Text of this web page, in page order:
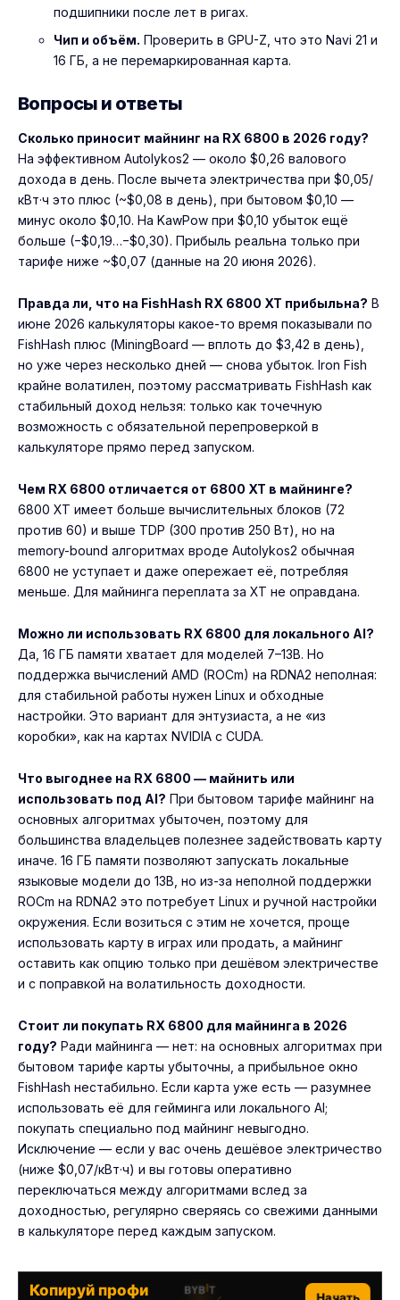
подшипники после лет в ригах.
Чип и объём. Проверить в GPU-Z, что это Navi 21 и
16 ГБ, а не перемаркированная карта.
Вопросы и ответы
Сколько приносит майнинг на RX 6800 в 2026 году?
На эффективном Autolykos2 — около $0,26 валового
дохода в день. После вычета электричества при $0,05/
кВт·ч это плюс (~$0,08 в день), при бытовом $0,10 —
минус около $0,10. На KawPow при $0,10 убыток ещё
больше (−$0,19…−$0,30). Прибыль реальна только при
тарифе ниже ~$0,07 (данные на 20 июня 2026).
Правда ли, что на FishHash RX 6800 XT прибыльна? В
июне 2026 калькуляторы какое-то время показывали по
FishHash плюс (MiningBoard — вплоть до $3,42 в день),
но уже через несколько дней — снова убыток. Iron Fish
крайне волатилен, поэтому рассматривать FishHash как
стабильный доход нельзя: только как точечную
возможность с обязательной перепроверкой в
калькуляторе прямо перед запуском.
Чем RX 6800 отличается от 6800 XT в майнинге?
6800 XT имеет больше вычислительных блоков (72
против 60) и выше TDP (300 против 250 Вт), но на
memory-bound алгоритмах вроде Autolykos2 обычная
6800 не уступает и даже опережает её, потребляя
меньше. Для майнинга переплата за XT не оправдана.
Можно ли использовать RX 6800 для локального AI?
Да, 16 ГБ памяти хватает для моделей 7–13B. Но
поддержка вычислений AMD (ROCm) на RDNA2 неполная:
для стабильной работы нужен Linux и обходные
настройки. Это вариант для энтузиаста, а не «из
коробки», как на картах NVIDIA с CUDA.
Что выгоднее на RX 6800 — майнить или
использовать под AI? При бытовом тарифе майнинг на
основных алгоритмах убыточен, поэтому для
большинства владельцев полезнее задействовать карту
иначе. 16 ГБ памяти позволяют запускать локальные
языковые модели до 13B, но из-за неполной поддержки
ROCm на RDNA2 это потребует Linux и ручной настройки
окружения. Если возиться с этим не хочется, проще
использовать карту в играх или продать, а майнинг
оставить как опцию только при дешёвом электричестве
и с поправкой на волатильность доходности.
Стоит ли покупать RX 6800 для майнинга в 2026
году? Ради майнинга — нет: на основных алгоритмах при
бытовом тарифе карты убыточны, а прибыльное окно
FishHash нестабильно. Если карта уже есть — разумнее
использовать её для гейминга или локального AI;
покупать специально под майнинг невыгодно.
Исключение — если у вас очень дешёвое электричество
(ниже $0,07/кВт·ч) и вы готовы оперативно
переключаться между алгоритмами вслед за
доходностью, регулярно сверяясь со свежими данными
в калькуляторе перед каждым запуском.
Копируй профи Начать